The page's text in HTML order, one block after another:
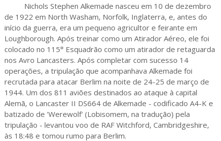
Nichols Stephen Alkemade nasceu em 10 de dezembro
de 1922 em North Washam, Norfolk, Inglaterra, e, antes do
início da guerra, era um pequeno agricultor e feirante em
Loughborough. Após treinar como um Atirador Aéreo, ele foi
colocado no 115° Esquadrão como um atirador de retaguarda
nos Avro Lancasters. Após completar com sucesso 14
operações, a tripulação que acompanhava Alkemade foi
recrutada para atacar Berlim na noite de 24-25 de março de
1944. Um dos 811 aviões destinados ao ataque à capital
Alemã, o Lancaster II DS664 de Alkemade - codificado A4-K e
batizado de 'Werewolf' (Lobisomem, na tradução) pela
tripulação - levantou voo de RAF Witchford, Cambridgeshire,
às 18:48 e tomou rumo para Berlim.